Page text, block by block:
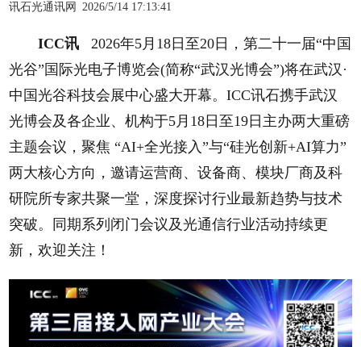
讯石光通讯网 2026/5/14 17:13:41
ICC讯 2026年5月18日至20日，第二十一届“中国
光谷”国际光电子博览会(简称“武汉光博会”)将在武汉·
中国光谷科技会展中心盛大开幕。ICC讯石携手武汉
光博会及各企业、机构于5月18日至19日主办两大重磅
主题会议，聚焦 “AI+全光接入”与“硅光创新+AI算力”
两大核心方向，邀请运营商、设备商、模块厂商及科
研院所专家共聚一堂，深度探讨行业最新趋势与技术
突破。同期系列闭门会议及光通信行业活动持续更
新，欢迎关注！